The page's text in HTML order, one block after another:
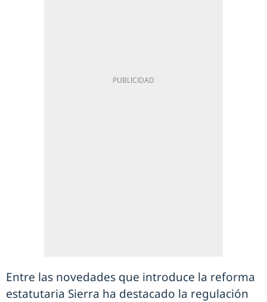
Entre las novedades que introduce la reforma
estatutaria Sierra ha destacado la regulación